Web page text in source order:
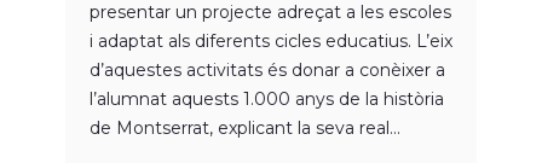
presentar un projecte adreçat a les escoles
i adaptat als diferents cicles educatius. L’eix
d’aquestes activitats és donar a conèixer a
l’alumnat aquests 1.000 anys de la història
de Montserrat, explicant la seva real...